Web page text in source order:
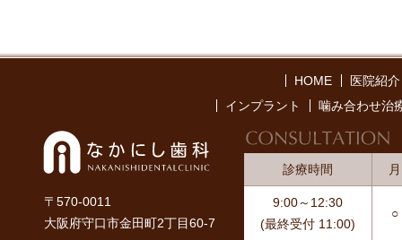
HOME
医院紹介
インプラント
噛み合わせ治
な
〒570-0011
大阪府守口市金田町2丁目60-7
診療時間 月
9:00～12:30
(最終受付 11:00)
○